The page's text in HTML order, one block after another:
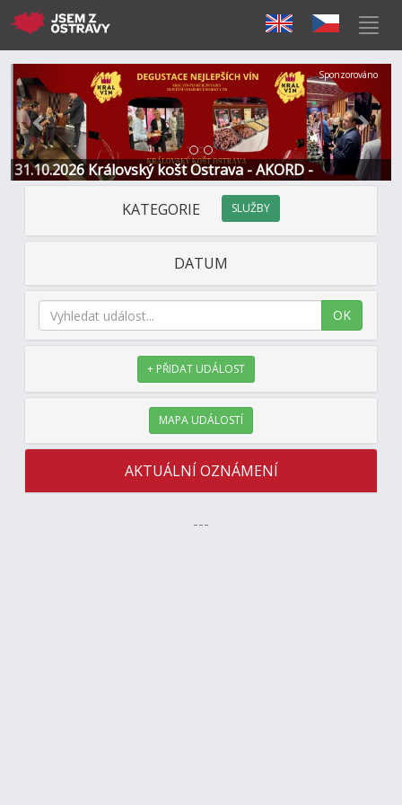
31.10.2026 Královský košt Ostrava - AKORD -
Restaurace a Hotel
Předchozí Další
Sponzorováno
KATEGORIE SLUŽBY
DATUM
OK
+ PŘIDAT UDÁLOST
MAPA UDÁLOSTÍ
AKTUÁLNÍ OZNÁMENÍ
---